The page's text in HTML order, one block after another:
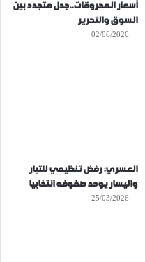
أسعار المحروقات..جدل متجدد بين
السوق والتحرير
02/06/2026
العسري: رفض تنظيمي للتيار
واليسار يوحد صفوفه انتخابيا
25/03/2026